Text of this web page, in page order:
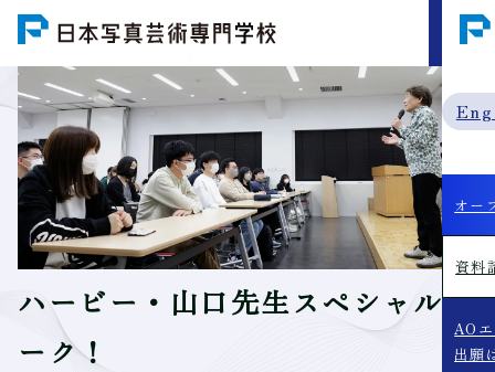
MENU
オー
資料
AO
出願
ハービー・山口先生スペシャルト
ーク！